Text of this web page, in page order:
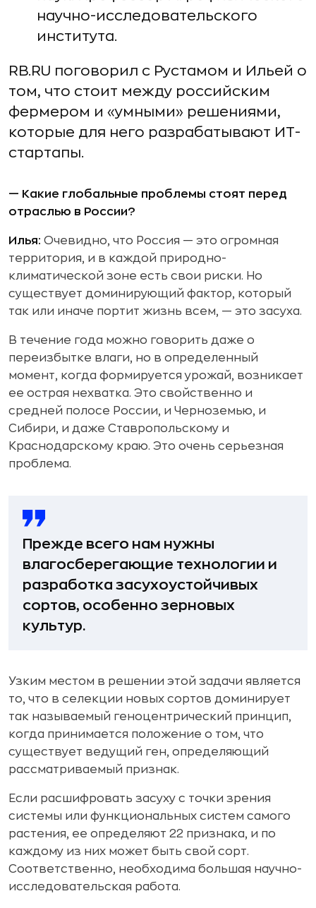
научно-исследовательского
института.
RB.RU поговорил с Рустамом и Ильей о
том, что стоит между российским
фермером и «умными» решениями,
которые для него разрабатывают ИТ-
стартапы.
— Какие глобальные проблемы стоят перед
отраслью в России?
Илья: Очевидно, что Россия — это огромная
территория, и в каждой природно-
климатической зоне есть свои риски. Но
существует доминирующий фактор, который
так или иначе портит жизнь всем, — это засуха.
В течение года можно говорить даже о
переизбытке влаги, но в определенный
момент, когда формируется урожай, возникает
ее острая нехватка. Это свойственно и
средней полосе России, и Черноземью, и
Сибири, и даже Ставропольскому и
Краснодарскому краю. Это очень серьезная
проблема.
Прежде всего нам нужны
влагосберегающие технологии и
разработка засухоустойчивых
сортов, особенно зерновых
культур.
Узким местом в решении этой задачи является
то, что в селекции новых сортов доминирует
так называемый геноцентрический принцип,
когда принимается положение о том, что
существует ведущий ген, определяющий
рассматриваемый признак.
Если расшифровать засуху с точки зрения
системы или функциональных систем самого
растения, ее определяют 22 признака, и по
каждому из них может быть свой сорт.
Соответственно, необходима большая научно-
исследовательская работа.